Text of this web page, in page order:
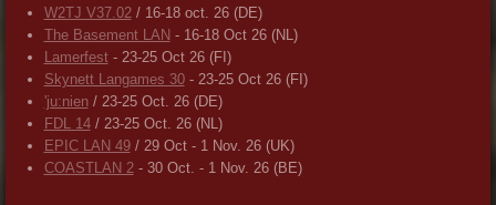
W2TJ V37.02/ 16-18 oct. 26 (DE)
The Basement LAN - 16-18 Oct 26 (NL)
Lamerfest- 23-25 Oct 26 (FI)
Skynett Langames 30- 23-25 Oct 26 (FI)
'ju:nien/ 23-25 Oct. 26 (DE)
FDL 14/ 23-25 Oct. 26 (NL)
EPIC LAN 49/ 29 Oct - 1 Nov. 26 (UK)
COASTLAN 2- 30 Oct. - 1 Nov. 26 (BE)